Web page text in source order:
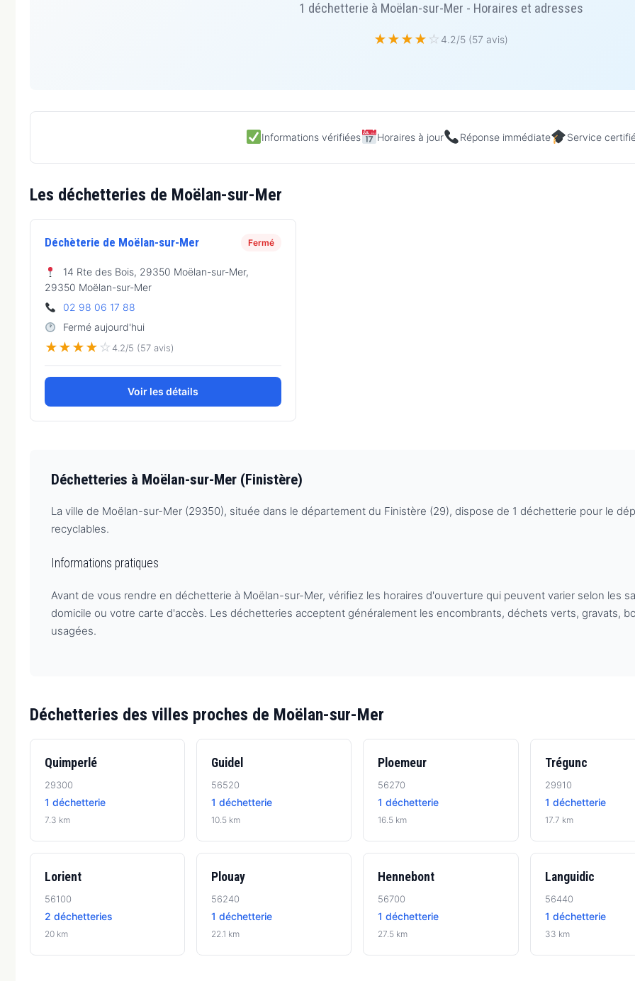
1 déchetterie à Moëlan-sur-Mer - Horaires et adresses
★★★★ ☆ 4.2/5 (57 avis)
Informations vérifiées Horaires à jour Réponse immédiate Service
Les déchetteries de Moëlan-sur-Mer
Déchèterie de Moëlan-sur-Mer Fermé
14 Rte des Bois, 29350 Moëlan-sur-Mer,
29350 Moëlan-sur-Mer
02 98 06 17 88
Fermé aujourd'hui
★★★★☆ 4.2/5 (57 avis)
Voir les détails
Déchetteries à Moëlan-sur-Mer (Finistère)
La ville de Moëlan-sur-Mer (29350), située dans le département du Finistère (29), dispose de 1 déchetterie pour le
recyclables.
Informations pratiques
Avant de vous rendre en déchetterie à Moëlan-sur-Mer, vérifiez les horaires d'ouverture qui peuvent varier selon les
domicile ou votre carte d'accès. Les déchetteries acceptent généralement les encombrants, déchets verts, gravats,
usagées.
Déchetteries des villes proches de Moëlan-sur-Mer
Quimperlé
29300
1 déchetterie
7.3 km
Guidel
56520
1 déchetterie
10.5 km
Ploemeur
56270
1 déchetterie
16.5 km
Trégunc
29910
1 déchetterie
17.7 km
Lorient
56100
2 déchetteries
20 km
Plouay
56240
1 déchetterie
22.1 km
Hennebont
56700
1 déchetterie
27.5 km
Languidic
56440
1 déchetterie
33 km